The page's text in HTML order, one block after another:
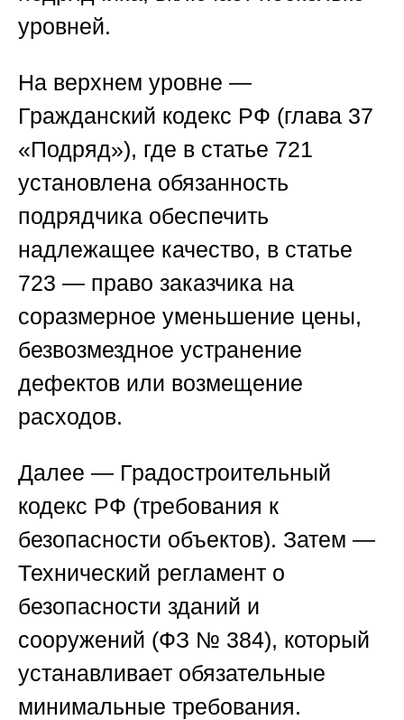
уровней.
На верхнем уровне —
Гражданский кодекс РФ (глава 37
«Подряд»), где в статье 721
установлена обязанность
подрядчика обеспечить
надлежащее качество, в статье
723 — право заказчика на
соразмерное уменьшение цены,
безвозмездное устранение
дефектов или возмещение
расходов.
Далее — Градостроительный
кодекс РФ (требования к
безопасности объектов). Затем —
Технический регламент о
безопасности зданий и
сооружений (ФЗ № 384), который
устанавливает обязательные
минимальные требования.